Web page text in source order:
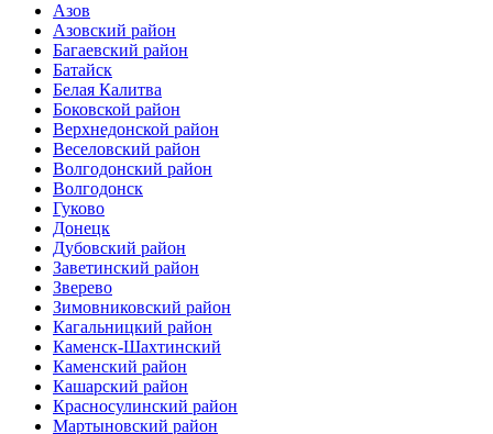
Азов
Азовский район
Багаевский район
Батайск
Белая Калитва
Боковской район
Верхнедонской район
Веселовский район
Волгодонский район
Волгодонск
Гуково
Донецк
Дубовский район
Заветинский район
Зверево
Зимовниковский район
Кагальницкий район
Каменск-Шахтинский
Каменский район
Кашарский район
Красносулинский район
Мартыновский район